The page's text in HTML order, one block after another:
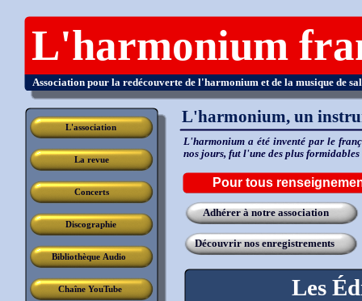
Association pour la redécouverte de l'harmonium et de la musique de
L'association
La revue
Concerts
Discographie
L'harmonium a été inventé par le
nos jours, fut l'une des plus
Adhérer à notre association
Les
L'harmonium, un
Chaîne YouTube
Bibliothèque Audio
Pour tous
Découvrir nos enregistrements
L'harmonium